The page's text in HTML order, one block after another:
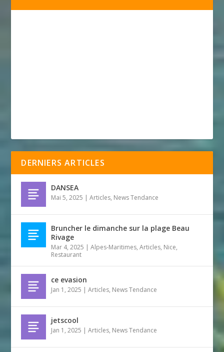
DERNIERS ARTICLES
DANSEA
Mai 5, 2025 |Articles, News Tendance
Bruncher le dimanche sur la plage Beau
Rivage
Mar 4, 2025 |Alpes-Maritimes,Articles, Nice,
Restaurant
ce evasion
Jan 1, 2025 |Articles, News Tendance
jetscool
Jan 1, 2025 |Articles, News Tendance